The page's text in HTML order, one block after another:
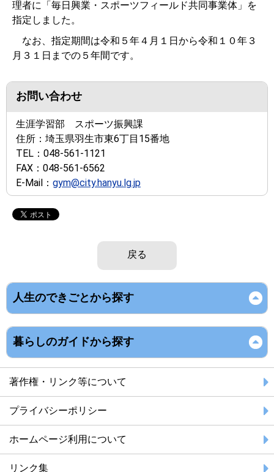
理者に「毎日興業・スポーツフィールド共同事業体」を
指定しました。
なお、指定期間は令和５年４月１日から令和１０年３
月３１日までの５年間です。
お問い合わせ
生涯学習部 スポーツ振興課
住所： 埼玉県羽生市東6丁目15番地
TEL： 048-561-1121
FAX： 048-561-6562
E-Mail： gym@city.hanyu.lg.jp
戻る
人生のできごとから探す
暮らしのガイドから探す
著作権・リンク等について
プライバシーポリシー
ホームページ利用について
リンク集